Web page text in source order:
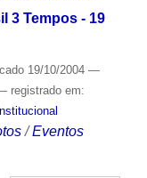
3 Tempos - 19
19/10/2004 —
registrado em:
Institucional
/Eventos